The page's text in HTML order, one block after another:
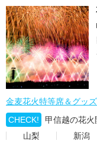
金麦花火特等席＆グッ
CHECK!
甲信越の花
山梨
新潟